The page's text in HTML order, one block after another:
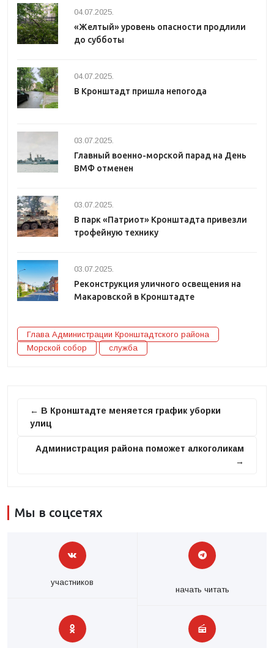
04.07.2025.
«Желтый» уровень опасности продлили
до субботы
04.07.2025.
В Кронштадт пришла непогода
03.07.2025.
Главный военно-морской парад на День
ВМФ отменен
03.07.2025.
В парк «Патриот» Кронштадта привезли
трофейную технику
03.07.2025.
Реконструкция уличного освещения на
Макаровской в Кронштадте
Глава Администрации Кронштадтского района
Морской собор
служба
← В Кронштадте меняется график уборки
улиц
Администрация района поможет алкоголикам
→
Мы в соцсетях
участников
начать читать